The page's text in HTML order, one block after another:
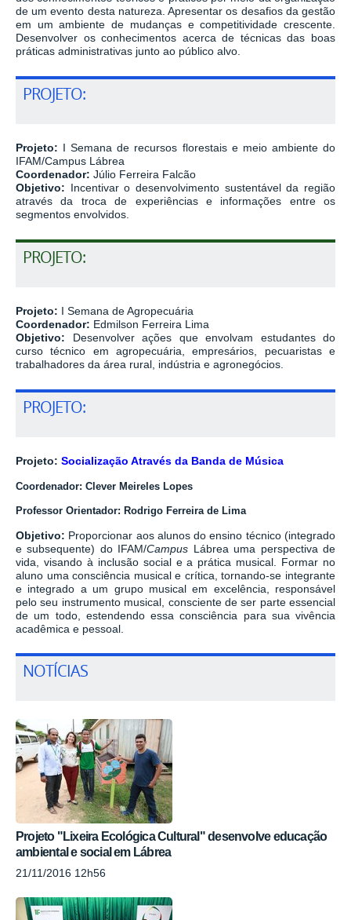
de um evento desta natureza. Apresentar os desafios da gestão
em um ambiente de mudanças e competitividade crescente.
Desenvolver os conhecimentos acerca de técnicas das boas
práticas administrativas junto ao público alvo.
PROJETO:
Projeto: I Semana de recursos florestais e meio ambiente do
IFAM/Campus Lábrea
Coordenador: Júlio Ferreira Falcão
Objetivo: Incentivar o desenvolvimento sustentável da região
através da troca de experiências e informações entre os
segmentos envolvidos.
PROJETO:
Projeto: I Semana de Agropecuária
Coordenador: Edmilson Ferreira Lima
Objetivo: Desenvolver ações que envolvam estudantes do
curso técnico em agropecuária, empresários, pecuaristas e
trabalhadores da área rural, indústria e agronegócios.
PROJETO:
Projeto: Socialização Através da Banda de Música
Coordenador: Clever Meireles Lopes
Professor Orientador: Rodrigo Ferreira de Lima
Objetivo: Proporcionar aos alunos do ensino técnico (integrado
e subsequente) do IFAM/Campus Lábrea uma perspectiva de
vida, visando à inclusão social e a prática musical. Formar no
aluno uma consciência musical e crítica, tornando-se integrante
e integrado a um grupo musical em excelência, responsável
pelo seu instrumento musical, consciente de ser parte essencial
de um todo, estendendo essa consciência para sua vivência
acadêmica e pessoal.
NOTÍCIAS
Projeto "Lixeira Ecológica Cultural" desenvolve educação
ambiental e social em Lábrea
21/11/2016 12h56